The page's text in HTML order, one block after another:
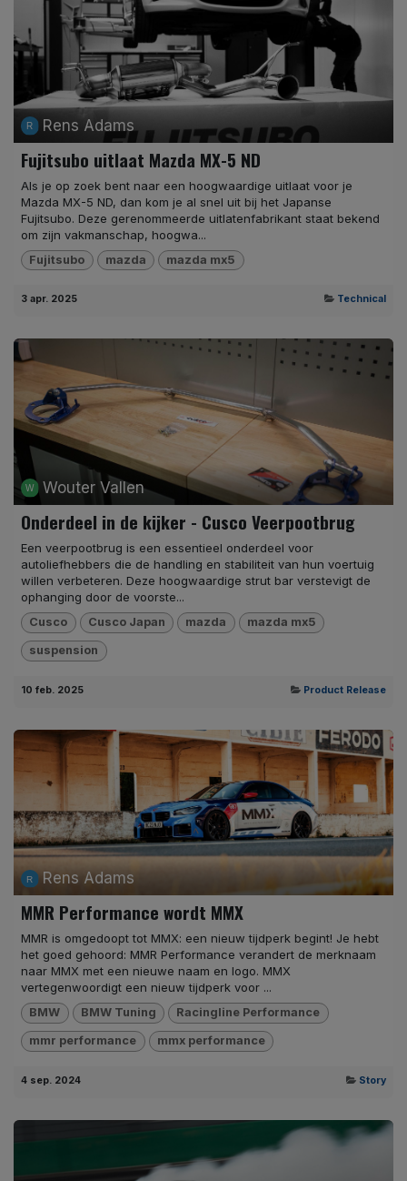
Rens Adams
Fujitsubo uitlaat Mazda MX-5 ND
Als je op zoek bent naar een hoogwaardige uitlaat voor je
Mazda MX-5 ND, dan kom je al snel uit bij het Japanse
Fujitsubo. Deze gerenommeerde uitlatenfabrikant staat bekend
om zijn vakmanschap, hoogwa...
Fujitsubo mazda mazda mx5
3 apr. 2025 Technical
Wouter Vallen
Onderdeel in de kijker - Cusco Veerpootbrug
Een veerpootbrug is een essentieel onderdeel voor
autoliefhebbers die de handling en stabiliteit van hun voertuig
willen verbeteren. Deze hoogwaardige strut bar verstevigt de
ophanging door de voorste...
Cusco Cusco Japan mazda mazda mx5
suspension
10 feb. 2025 Product Release
Rens Adams
MMR Performance wordt MMX
MMR is omgedoopt tot MMX: een nieuw tijdperk begint! Je hebt
het goed gehoord: MMR Performance verandert de merknaam
naar MMX met een nieuwe naam en logo. MMX
vertegenwoordigt een nieuw tijdperk voor ...
BMW BMW Tuning Racingline Performance
mmr performance mmx performance
4 sep. 2024 Story